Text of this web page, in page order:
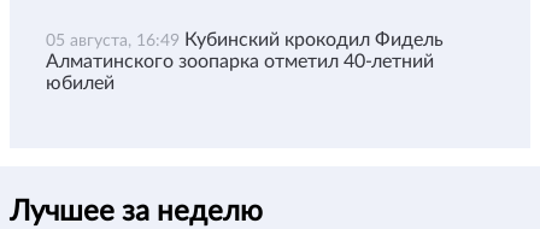
05 августа, 16:49 Кубинский крокодил Фидель
Алматинского зоопарка отметил 40-летний
юбилей
Лучшее за неделю